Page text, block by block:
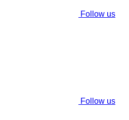
Follow us
Follow us